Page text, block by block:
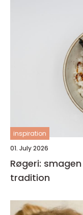
inspiration
01. July 2026
Røgeri:
tradition